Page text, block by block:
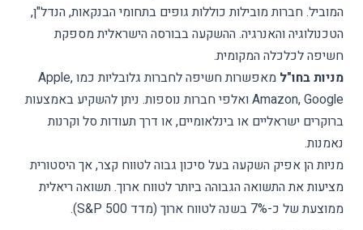
המוביל. חברות מובילות כוללות גופים בתחומי הבנקאות, הנדל"ן,
הטכנולוגיה והאנרגיה. ההשקעה בבורסה הישראלית מספקת
חשיפה לכלכלה המקומית.
מניות בחו"ל
מאפשרות חשיפה לחברות גלובליות כמו Apple,
Amazon, Google ואלפי חברות נוספות. ניתן להשקיע באמצעות
ברוקרים ישראליים או בינלאומיים, או דרך תעודות סל וקרנות
נאמנות.
מניות הן אפיק השקעה בעל סיכון גבוה לטווח קצר, אך היסטורית
מציעות את התשואה הגבוהה ביותר לטווח ארוך. תשואה ריאלית
ממוצעת של כ-7% בשנה לטווח ארוך (מדד S&P 500).